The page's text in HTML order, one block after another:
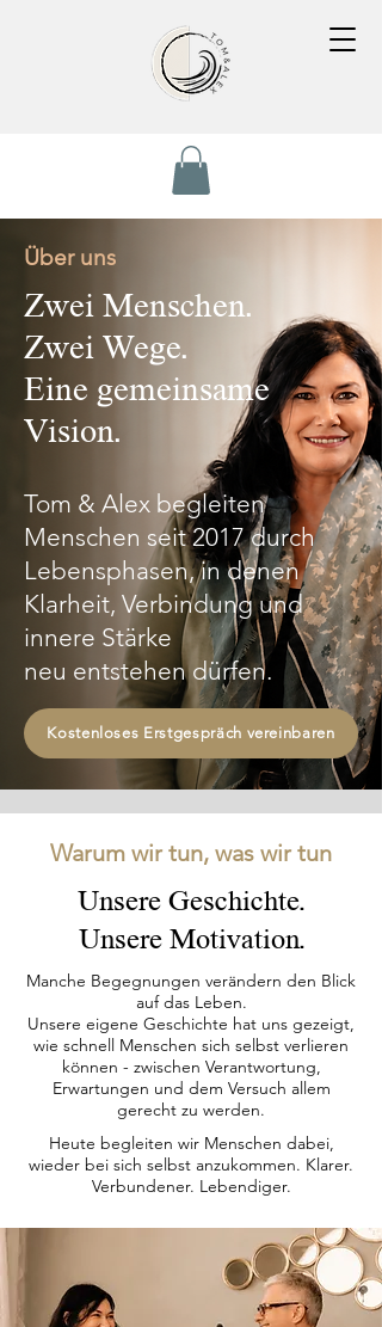
Über uns
Zwei Menschen.
Zwei Wege.
Eine gemeinsame
Vision.
Tom & Alex begleiten
Menschen seit 2017 durch
Lebensphasen, in denen
Klarheit, Verbindung und
innere Stärke
neu entstehen dürfen.
Kostenloses Erstgespräch vereinbaren
Warum wir tun, was wir tun
Unsere Geschichte.
Unsere Motivation.
Manche Begegnungen verändern den Blick
auf das Leben.
Unsere eigene Geschichte hat uns gezeigt,
wie schnell Menschen sich selbst verlieren
können - zwischen Verantwortung,
Erwartungen und dem Versuch allem
gerecht zu werden.
Heute begleiten wir Menschen dabei,
wieder bei sich selbst anzukommen. Klarer.
Verbundener. Lebendiger.